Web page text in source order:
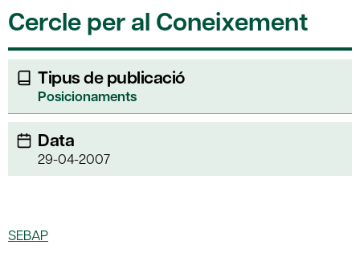
Cercle per al Coneixement
Tipus de publicació
Posicionaments
Data
29-04-2007
SEBAP